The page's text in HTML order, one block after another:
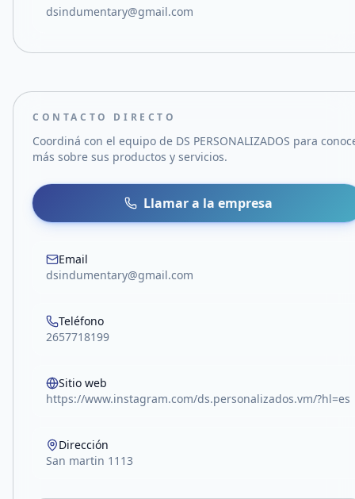
dsindumentary@gmail.com
CONTACTO DIRECTO
Coordiná con el equipo de DS PERSONALIZADOS para
más sobre sus productos y servicios.
Llamar a la empresa
Email
dsindumentary@gmail.com
Teléfono
2657718199
Sitio web
https://www.instagram.com/ds.personalizados.vm/?hl=es
Dirección
San martin 1113